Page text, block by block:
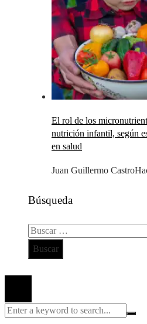
El rol de los
nutrición infantil, según
en salud
Juan Guillermo Castro
Búsqueda
Buscar: